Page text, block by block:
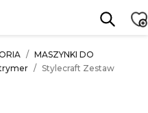
MASZYNKI DO
Stylecraft Zestaw